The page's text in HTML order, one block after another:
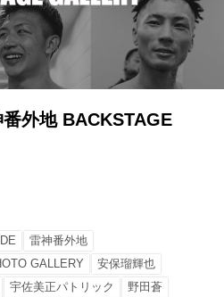
外地 BACKSTAGE
雷神番外地
GALLERY
安保瑠輝也
宇佐美正パトリック 野田蒼